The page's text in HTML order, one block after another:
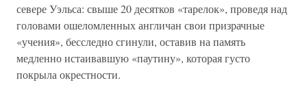
севере Уэльса: свыше 20 десятков «тарелок», проведя над
головами ошеломленных англичан свои призрачные
«учения», бесследно сгинули, оставив на память
медленно истаивавшую «паутину», которая густо
покрыла окрестности.